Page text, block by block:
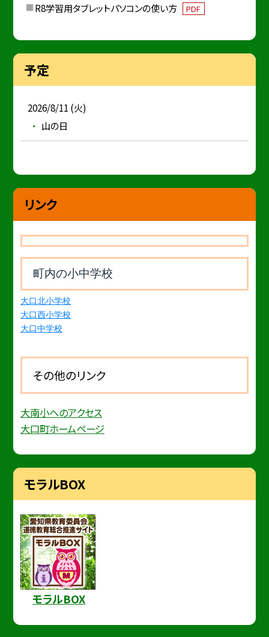
R8学習用タブレットパソコンの使い方 PDF
予定
2026/8/11 (火)
山の日
リンク
町内の小中学校
大口北小学校
大口西小学校
大口中学校
その他のリンク
大南小へのアクセス
大口町ホームページ
モラルBOX
モラルBOX